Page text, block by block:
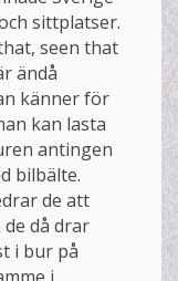
sittplatser.
seen that
ändå
känner för
kan lasta
antingen
bilbälte.
de att
då drar
i bur på